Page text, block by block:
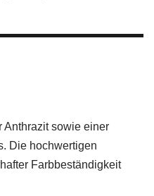
Anthrazit sowie einer
Die hochwertigen
Farbbeständigkeit